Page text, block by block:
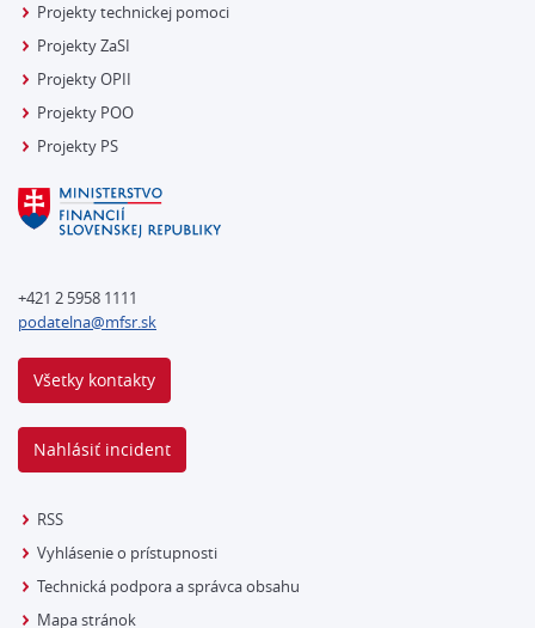
Projekty technickej pomoci
Projekty ZaSI
Projekty OPII
Projekty POO
Projekty PS
+421 2 5958 1111
podatelna@mfsr.sk
Všetky kontakty
Nahlásiť incident
RSS
Vyhlásenie o prístupnosti
Technická podpora a správca obsahu
Mapa stránok